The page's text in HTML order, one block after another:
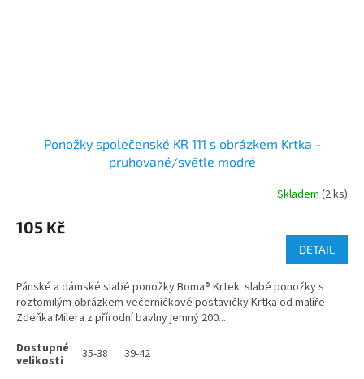
Ponožky společenské KR 111 s obrázkem Krtka -
pruhované/světle modré
Skladem (2 ks)
105 Kč
DETAIL
Pánské a dámské slabé ponožky Boma® Krtek slabé ponožky s
roztomilým obrázkem večerníčkové postavičky Krtka od malíře
Zdeňka Milera z přírodní bavlny jemný 200...
35-38 39-42